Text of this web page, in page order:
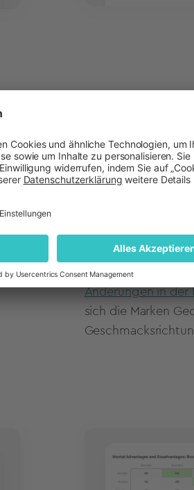
Ihre
verbessern
Wie entwickeln
Mithilfe
sofort an, wenn
abzeichnen,
Defizite rasch
Änderungen in der
sich die Marken